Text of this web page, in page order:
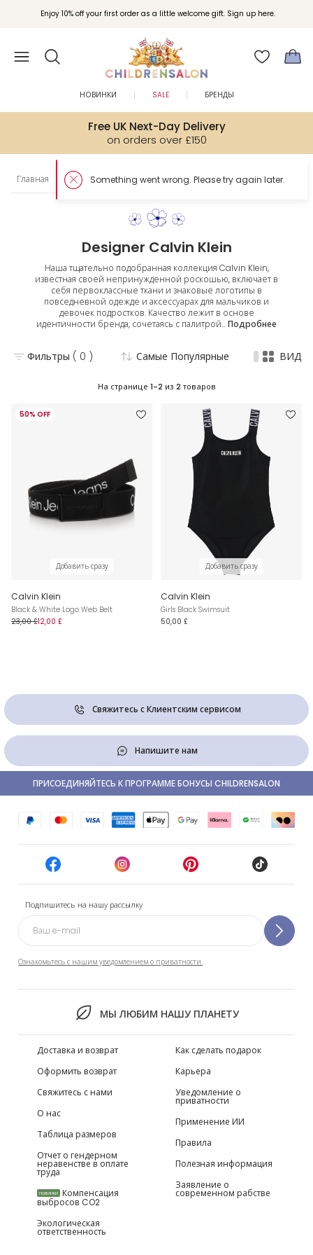
Enjoy 10% off your first order as a little welcome gift. Sign up here.
Free UK Next-Day Delivery
on orders over £150
НОВИНКИ SALE БРЕНДЫ
Главная Подростки Бренды Calvin Klein
Designer Calvin Klein
Наша тщательно подобранная коллекция Calvin Klein,
известная своей непринужденной роскошью, включает в
себя первоклассные ткани и знаковые логотипы в
повседневной одежде и аксессуарах для мальчиков и
девочек подростков. Качество лежит в основе
идентичности бренда, сочетаясь с палитрой...Подробнее
Фильтры ( 0 ) Самые Популярные ВИД
На странице 1-2 из 2 товаров
50% OFF
Добавить сразу
Calvin Klein
Black & White Logo Web Belt
23,00 £12,00 £
Добавить сразу
Calvin Klein
Girls Black Swimsuit
50,00 £
Свяжитесь с Клиентским сервисом
Напишите нам
Подпишитесь на нашу рассылку
Ознакомьтесь с нашим уведомлением о приватности.
МЫ ЛЮБИМ НАШУ ПЛАНЕТУ
ПРИСОЕДИНЯЙТЕСЬ К ПРОГРАММЕ БОНУСЫ CHILDRENSALON
Доставка и возврат
Оформить возврат
Свяжитесь с нами
О нас
Таблица размеров
Отчет о гендерном
неравенстве в оплате
труда
НОВИНКИ Компенсация
выбросов CO2
Экологическая
ответственность
Как сделать подарок
Карьера
Уведомление о
приватности
Применение ИИ
Правила
Полезная информация
Заявление о
современном рабстве
Something went wrong. Please try again later.